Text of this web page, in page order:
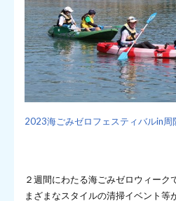
2023海ごみゼロフェスティバルin周
２週間にわたる海ごみゼロウィーク
まざまなスタイルの清掃イベント等